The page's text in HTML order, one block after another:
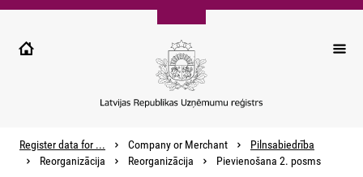
Pārlekt
galveno
Register data for ... Company or Merchant
Pilnsabiedrība
Reorganizācija
Reorganizācija Pievienošana 2. posms